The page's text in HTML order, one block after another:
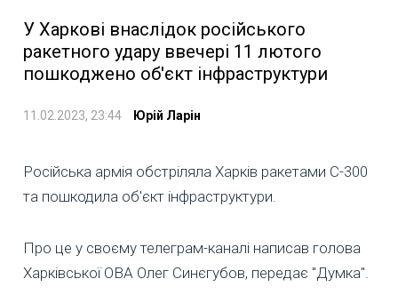
У Харкові внаслідок російського
ракетного удару ввечері 11 лютого
пошкоджено об'єкт інфраструктури
11.02.2023, 23:44 Юрій Ларін
Російська армія обстріляла Харків ракетами С-300
та пошкодила об'єкт інфраструктури.
Про це у своєму телеграм-каналі написав голова
Харківської ОВА Олег Синєгубов, передає "Думка".